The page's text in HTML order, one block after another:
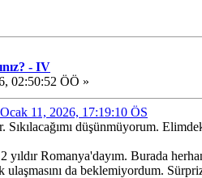
- IV
02:50:52 ÖÖ »
11, 2026, 17:19:10 ÖS
düşünmüyorum.
yıldır Romanya'dayım. Burada
da beklemiyordum.